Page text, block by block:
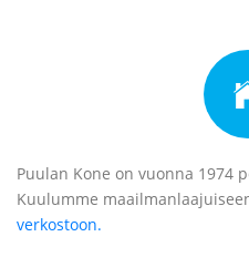
Puulan Kone on vuonna 1974
Kuulumme
verkostoon.